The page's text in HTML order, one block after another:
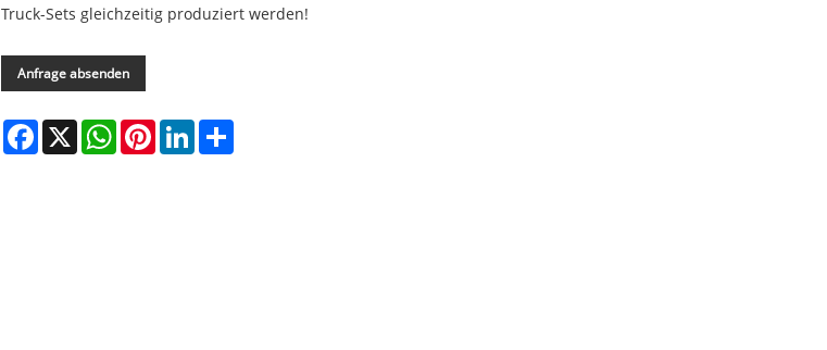
Truck-Sets gleichzeitig produziert werden!
Anfrage absenden
Facebook
X WhatsAppPinterestLinkedIn